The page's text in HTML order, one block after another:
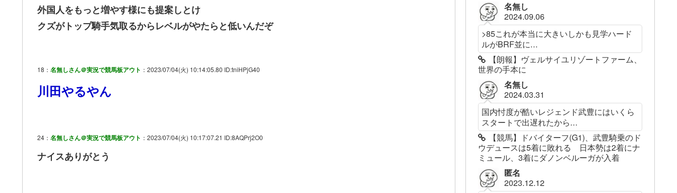
外国人をもっと増やす様にも提案しとけ
クズがトップ騎手気取るからレベルがやたらと低いんだぞ
18： 名無しさん＠実況で競馬板アウト ：2023/07/04(火) 10:14:05.80 ID:tniHPjG40
川田やるやん
24： 名無しさん＠実況で競馬板アウト ：2023/07/04(火) 10:17:07.21 ID:8AQPrj2O0
ナイスありがとう
名無し
2024.09.06
>85これが本当に大きいしかも見学ハード
ルがBRF並に...
【朗報】ヴェルサイユリゾートファーム、
世界の手本に
名無し
2024.03.31
国内忖度が酷いレジェンド武豊にはいくら
スタートで出遅れたから...
【競馬】ドバイターフ(G1)、武豊騎乗のド
ウデュースは5着に敗れる 日本勢は2着にナ
ミュール、3着にダノンベルーガが入着
匿名
2023.12.12